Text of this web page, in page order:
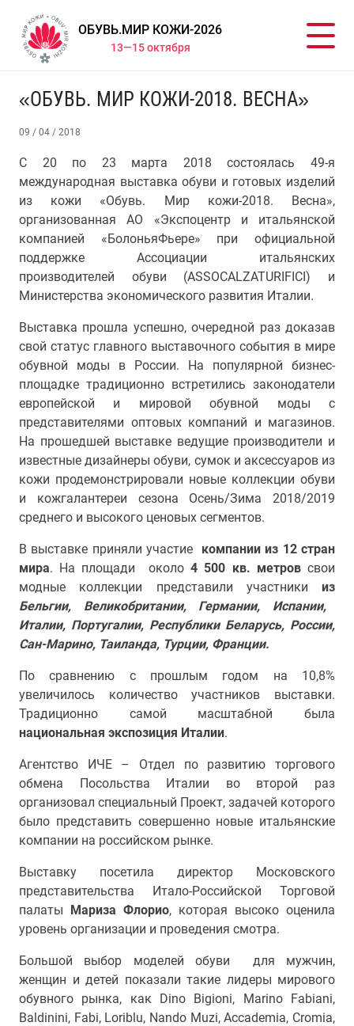
ОБУВЬ.МИР КОЖИ-2026
13—15 октября
«ОБУВЬ. МИР КОЖИ-2018. ВЕСНА»
09 / 04 / 2018
С 20 по 23 марта 2018 состоялась 49-я
международная выставка обуви и готовых изделий
из кожи «Обувь. Мир кожи-2018. Весна»,
организованная АО «Экспоцентр и итальянской
компанией «БолоньяФьере» при официальной
поддержке Ассоциации итальянских
производителей обуви (ASSOCALZATURIFICI) и
Министерства экономического развития Италии.
Выставка прошла успешно, очередной раз доказав
свой статус главного выставочного события в мире
обувной моды в России. На популярной бизнес-
площадке традиционно встретились законодатели
европейской и мировой обувной моды с
представителями оптовых компаний и магазинов.
На прошедшей выставке ведущие производители и
известные дизайнеры обуви, сумок и аксессуаров из
кожи продемонстрировали новые коллекции обуви
и кожгалантереи сезона Осень/Зима 2018/2019
среднего и высокого ценовых сегментов.
В выставке приняли участие
компании из 12 стран
мира. На площади около4 500 кв. метровсвои
модные коллекции представили участники из
Бельгии, Великобритании,
Германии, Испании,
Италии, Португалии, Республики Беларусь, России,
Сан-Марино, Таиланда, Турции, Франции.
По сравнению с прошлым годом на 10,8%
увеличилось количество участников выставки.
Традиционно самой масштабной была
национальная экспозиция Италии.
Агентство ИЧЕ – Отдел по развитию торгового
обмена Посольства Италии во второй раз
организовал специальный Проект, задачей которого
было представить совершенно новые итальянские
компании на российском рынке.
Выставку посетила директор Московского
представительства Итало-Российской Торговой
палаты Мариза Флорио, которая высоко оценила
уровень организации и проведения смотра.
Большой выбор моделей обуви для мужчин,
женщин и детей показали такие лидеры мирового
обувного рынка, как Dino Bigioni, Marino Fabiani,
Baldinini, Fabi, Loriblu, Nando Muzi, Accademia, Cromia,